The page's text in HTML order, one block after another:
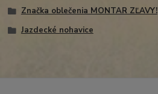
Značka oblečenia MONTAR ZĽAVY!
Jazdecké nohavice